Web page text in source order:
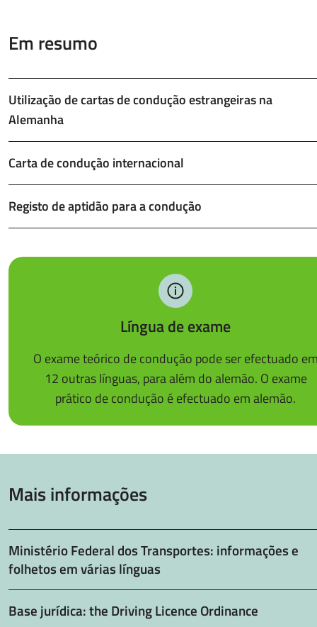
Em resumo
Utilização de cartas de condução estrangeiras na
Alemanha
Carta de condução internacional
Registo de aptidão para a condução
Língua de exame
O exame teórico de condução pode ser efectuado
12 outras línguas, para além do alemão. O exame
prático de condução é efectuado em alemão.
Mais informações
Ministério Federal dos Transportes: informações e
folhetos em várias línguas
Base jurídica: the Driving Licence Ordinance